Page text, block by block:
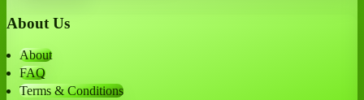
About Us
About
FAQ
Terms & Conditions